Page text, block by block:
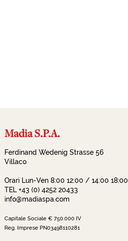
Madia S.P.A.
Ferdinand Wedenig Strasse 56
Villaco
Orari Lun-Ven 8:00 12:00 / 14:00 18:00
TEL +43 (0) 4252 20433
info@madiaspa.com
Capitale Sociale € 750.000 IV
Reg. Imprese PN03498110281